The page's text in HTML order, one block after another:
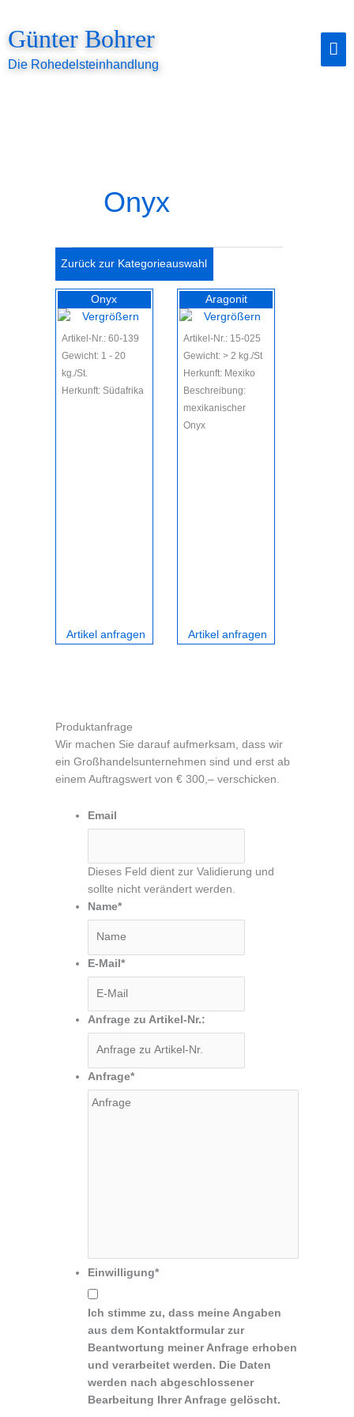
springen
Günter Bohrer
Die Rohedelsteinhandlung
Onyx
Zurück zur Kategorieauswahl
Onyx
Artikel-Nr.: 60-139
Gewicht: 1 - 20
kg./St.
Herkunft: Südafrika
Artikel anfragen
Aragonit
Artikel-Nr.: 15-025
Gewicht: > 2 kg./St
Herkunft: Mexiko
Beschreibung:
mexikanischer
Onyx
Artikel anfragen
Produktanfrage
Wir machen Sie darauf aufmerksam, dass wir
ein Großhandelsunternehmen sind und erst ab
einem Auftragswert von € 300,– verschicken.
Email
Dieses Feld dient zur Validierung und
sollte nicht verändert werden.
Name*
E-Mail*
Anfrage zu Artikel-Nr.:
Anfrage*
Einwilligung*
Ich stimme zu, dass meine Angaben
aus dem Kontaktformular zur
Beantwortung meiner Anfrage erhoben
und verarbeitet werden. Die Daten
werden nach abgeschlossener
Bearbeitung Ihrer Anfrage gelöscht.